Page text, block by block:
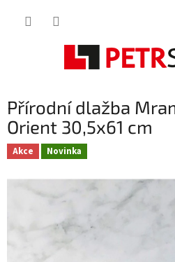
Přírodní dlažba
Orient 30,5x61 cm
Akce Novinka